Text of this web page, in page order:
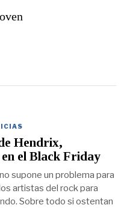
Hendrix,
el Black Friday
supone un problema para
artistas del rock para
Sobre todo si ostentan